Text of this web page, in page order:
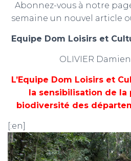
Abonnez-vous à notre
semaine un nouvel article
Equipe Dom Loisirs et
OLIVIER
L’Equipe Dom Loisirs et
la sensibilisation de
biodiversité des
[:en]